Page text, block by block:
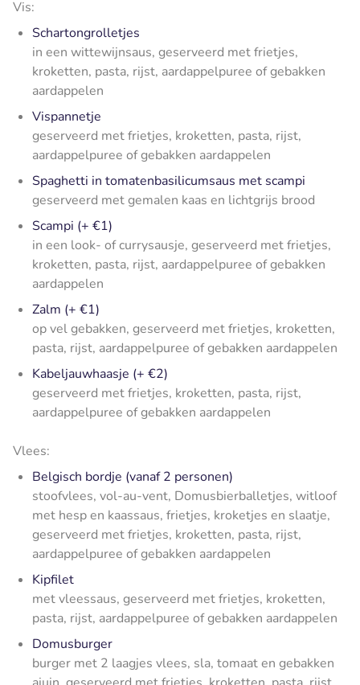
Vis:
Schartongrolletjes
in een wittewijnsaus, geserveerd met frietjes,
kroketten, pasta, rijst, aardappelpuree of gebakken
aardappelen
Vispannetje
geserveerd met frietjes, kroketten, pasta, rijst,
aardappelpuree of gebakken aardappelen
Spaghetti in tomatenbasilicumsaus met scampi
geserveerd met gemalen kaas en lichtgrijs brood
Scampi (+ €1)
in een look- of currysausje, geserveerd met frietjes,
kroketten, pasta, rijst, aardappelpuree of gebakken
aardappelen
Zalm (+ €1)
op vel gebakken, geserveerd met frietjes, kroketten,
pasta, rijst, aardappelpuree of gebakken aardappelen
Kabeljauwhaasje (+ €2)
geserveerd met frietjes, kroketten, pasta, rijst,
aardappelpuree of gebakken aardappelen
Vlees:
Belgisch bordje (vanaf 2 personen)
stoofvlees, vol-au-vent, Domusbierballetjes, witloof
met hesp en kaassaus, frietjes, kroketjes en slaatje,
geserveerd met frietjes, kroketten, pasta, rijst,
aardappelpuree of gebakken aardappelen
Kipfilet
met vleessaus, geserveerd met frietjes, kroketten,
pasta, rijst, aardappelpuree of gebakken aardappelen
Domusburger
burger met 2 laagjes vlees, sla, tomaat en gebakken